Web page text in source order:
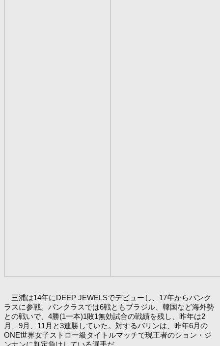
三浦は14年にDEEP JEWELSでデビューし、17年からパンク
ラスに参戦。パンクラスでは6戦ともブラジル、韓国など海外勢
との戦いで、4勝(1一本)1敗1無効試合の戦績を残し、昨年は2
月、9月、11月と3連勝していた。対するバリンは、昨年6月の
ONE世界女子ストロー級タイトルマッチで現王者のション・ジ